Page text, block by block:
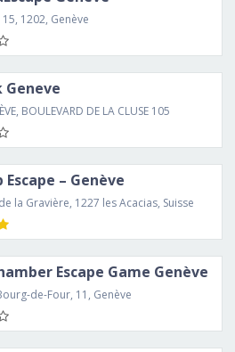
1202, Genève
Geneve
BOULEVARD DE LA CLUSE 105
– Genève
la Gravière, 1227 les Acacias, Suisse
Escape Game Genève
de-Four, 11, Genève